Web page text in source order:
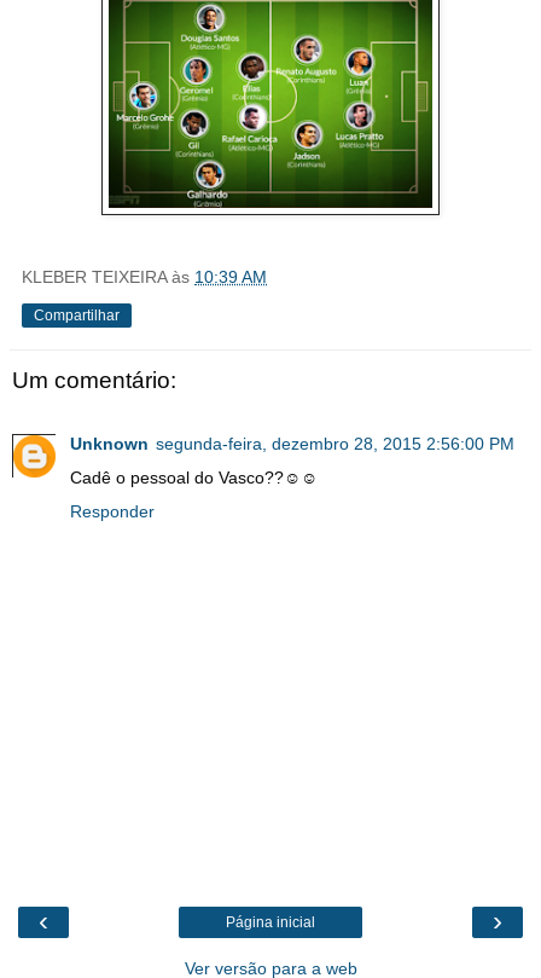
KLEBER TEIXEIRA às 10:39 AM
Compartilhar
Um comentário:
Unknown segunda-feira, dezembro 28, 2015 2:56:00 PM
Cadê o pessoal do Vasco??☺☺
Responder
‹ ›
Página inicial
Ver versão para a web